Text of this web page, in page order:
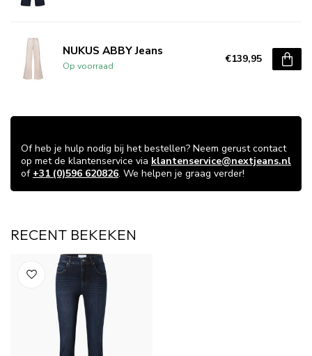
NUKUS ABBY Jeans
Op voorraad
€139,95
Of heb je hulp nodig bij het bestellen? Neem gerust contact
op met de klantenservice via klantenservice@nextjeans.nl
of +31 (0)596 620826. We helpen je graag verder!
RECENT BEKEKEN